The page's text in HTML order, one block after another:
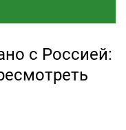
с Россией: